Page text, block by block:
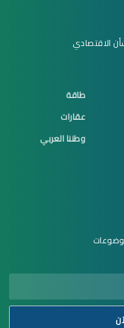
الاقتصادي
طاقة
عقارات
وطننا العربي